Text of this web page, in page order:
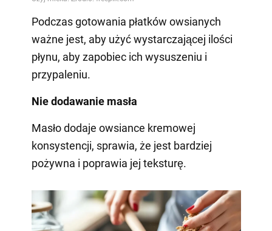
Podczas gotowania płatków owsianych
ważne jest, aby użyć wystarczającej ilości
płynu, aby zapobiec ich wysuszeniu i
przypaleniu.
Nie dodawanie masła
Masło dodaje owsiance kremowej
konsystencji, sprawia, że jest bardziej
pożywna i poprawia jej teksturę.